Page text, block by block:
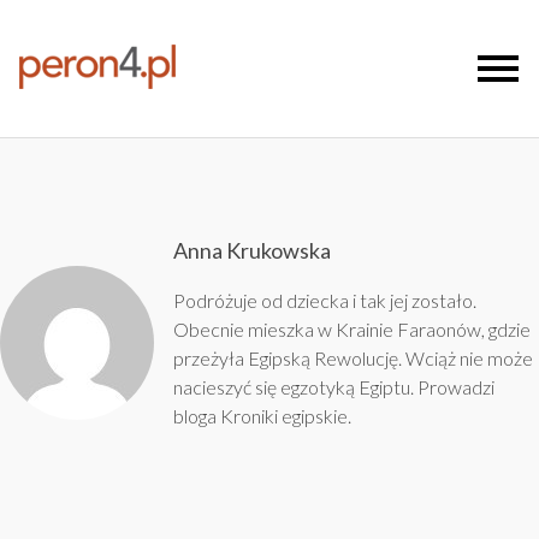
Anna Krukowska
Podróżuje od dziecka i tak jej zostało.
Obecnie mieszka w Krainie Faraonów, gdzie
przeżyła Egipską Rewolucję. Wciąż nie może
nacieszyć się egzotyką Egiptu. Prowadzi
bloga Kroniki egipskie.